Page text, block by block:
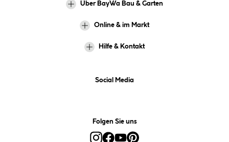
Über BayWa Bau & Garten
Online & im Markt
Hilfe & Kontakt
Social Media
Folgen Sie uns